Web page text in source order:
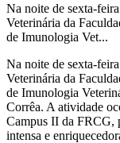
Na noite de sexta-
Veterinária da
de Imunologia Vet...
Na noite de sexta-
Veterinária da
de Imunologia
Corrêa. A atividade
Campus II da FRCG,
intensa e